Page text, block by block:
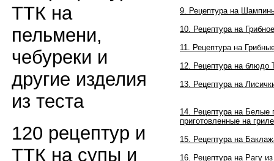
ТТК на
пельмени,
чебуреки и
другие изделия
из теста
120 рецептур и
ТТК на супы и
9. Рецептура на
10. Рецептура на
11. Рецептура на
12. Рецептура на блюдо
13. Рецептура на
14. Рецептура на Белые
приготовленные на гриле
15. Рецептура на
16. Рецептура на Рагу